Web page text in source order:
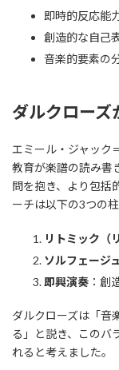
即時的反応能
創造的な自己
音楽的要素の
ダルクローズ
エミール・ジャック
教育が楽譜の読み書
問を抱き、より包括
ーチは以下の3つの
リトミック（
ソルフェージュ
即興演奏 ：創
ダルクローズは「音
る」と説き、このバ
れると考えました。